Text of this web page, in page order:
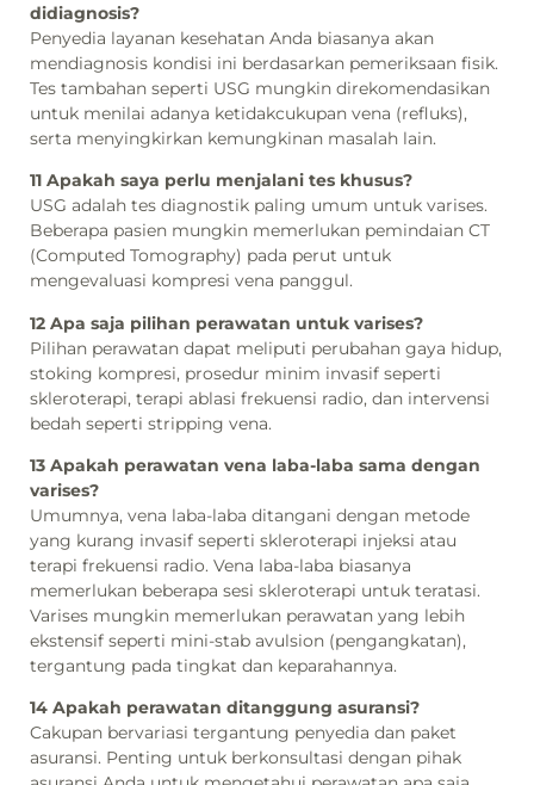
didiagnosis?
Penyedia layanan kesehatan Anda biasanya akan
mendiagnosis kondisi ini berdasarkan pemeriksaan fisik.
Tes tambahan seperti USG mungkin direkomendasikan
untuk menilai adanya ketidakcukupan vena (refluks),
serta menyingkirkan kemungkinan masalah lain.
11 Apakah saya perlu menjalani tes khusus?
USG adalah tes diagnostik paling umum untuk varises.
Beberapa pasien mungkin memerlukan pemindaian CT
(Computed Tomography) pada perut untuk
mengevaluasi kompresi vena panggul.
12 Apa saja pilihan perawatan untuk varises?
Pilihan perawatan dapat meliputi perubahan gaya hidup,
stoking kompresi, prosedur minim invasif seperti
skleroterapi, terapi ablasi frekuensi radio, dan intervensi
bedah seperti stripping vena.
13 Apakah perawatan vena laba-laba sama dengan
varises?
Umumnya, vena laba-laba ditangani dengan metode
yang kurang invasif seperti skleroterapi injeksi atau
terapi frekuensi radio. Vena laba-laba biasanya
memerlukan beberapa sesi skleroterapi untuk teratasi.
Varises mungkin memerlukan perawatan yang lebih
ekstensif seperti mini-stab avulsion (pengangkatan),
tergantung pada tingkat dan keparahannya.
14 Apakah perawatan ditanggung asuransi?
Cakupan bervariasi tergantung penyedia dan paket
asuransi. Penting untuk berkonsultasi dengan pihak